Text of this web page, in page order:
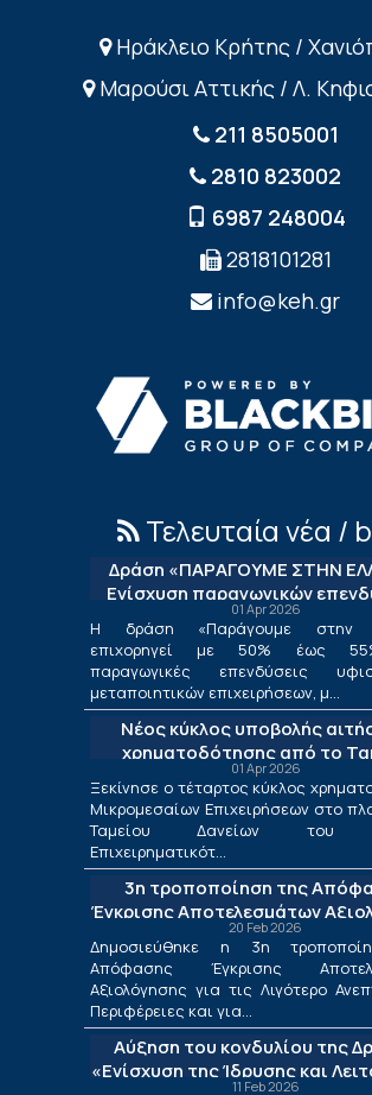
Ηράκλειο Κρήτης /
Μαρούσι Αττικής / Λ.
211 8505001
2810 823002
6987 248004
2818101281
info@keh.gr
Τελευταία νέα /
Δράση «ΠΑΡΑΓΟΥΜΕ ΣΤΗΝ
Ενίσχυση παραγωγικών
μεταποίησης
01 Apr 2026
Η δράση «Παράγουμε στην
επιχορηγεί με 50% έως
παραγωγικές επενδύσεις
μεταποιητικών επιχειρήσεων, μ...
Νέος κύκλος υποβολής
χρηματοδότησης από το
Δανείων του ΤΕΠΙΧ ΙΙΙ
01 Apr 2026
Ξεκίνησε ο τέταρτος κύκλος
Μικρομεσαίων Επιχειρήσεων στο
Ταμείου Δανείων του
Επιχειρηματικότ...
3η τροποποίηση της
Έγκρισης Αποτελεσμάτων
για τις Λιγότερο
Περιφέρειες και για τις
Μετάβασης στο πλαίσιο της
«Ενίσχυση της Ίδρυσης και
Νέων Μικρομεσαίων
Επιχειρήσεων»
20 Feb 2026
Δημοσιεύθηκε η 3η
Απόφασης Έγκρισης
Αξιολόγησης για τις Λιγότερο
Περιφέρειες και για...
Αύξηση του κονδυλίου της
«Ενίσχυση της Ίδρυσης και
11 Feb 2026